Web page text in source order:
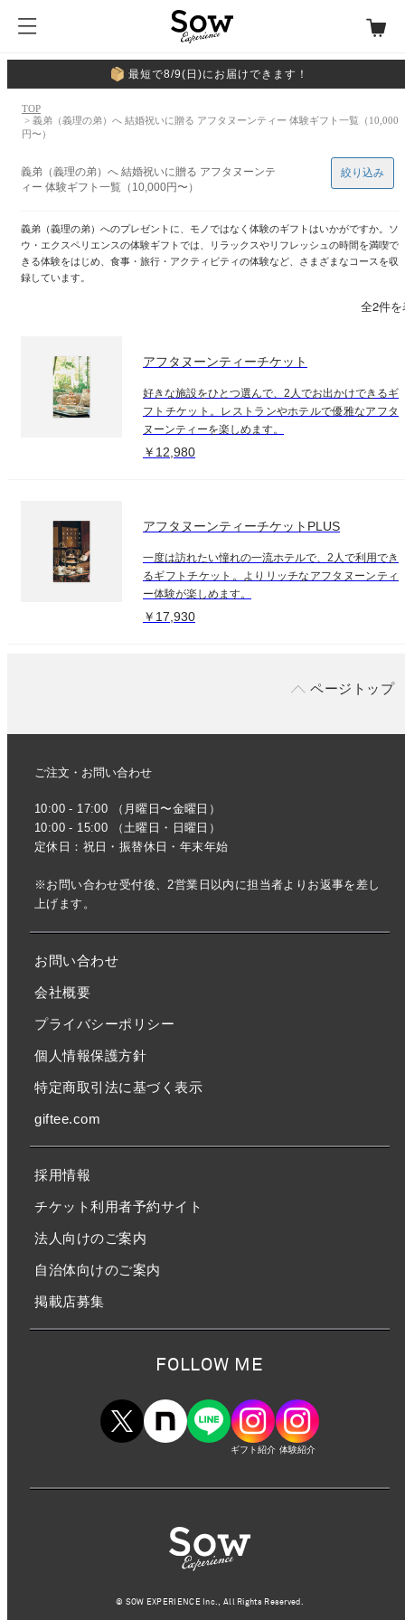
最短で8/9(日)にお届けできます！
TOP
> 義弟（義理の弟）へ 結婚祝いに贈る アフタヌーンティー 体験ギフト一覧（10,000
円〜）
義弟（義理の弟）へ 結婚祝いに贈る アフタヌーンテ
ィー 体験ギフト一覧（10,000円〜）
義弟（義理の弟）へのプレゼントに、モノではなく体験のギフトはいかがですか。ソ
ウ・エクスペリエンスの体験ギフトでは、リラックスやリフレッシュの時間を満喫で
きる体験をはじめ、食事・旅行・アクティビティの体験など、さまざまなコースを収
録しています。
絞り込み
全2件
アフタヌーンティーチケット
好きな施設をひとつ選んで、2人でお出かけできるギ
フトチケット。レストランやホテルで優雅なアフタ
ヌーンティーを楽しめます。
￥12,980
アフタヌーンティーチケットPLUS
一度は訪れたい憧れの一流ホテルで、2人で利用でき
るギフトチケット。よりリッチなアフタヌーンティ
ー体験が楽しめます。
￥17,930
ページトップ
ご注文・お問い合わせ
10:00 - 17:00 （月曜日〜金曜日）
10:00 - 15:00 （土曜日・日曜日）
定休日：祝日・振替休日・年末年始
※お問い合わせ受付後、2営業日以内に担当者よりお返事を差し
上げます。
お問い合わせ
会社概要
プライバシーポリシー
個人情報保護方針
特定商取引法に基づく表示
giftee.com
採用情報
チケット利用者予約サイト
法人向けのご案内
自治体向けのご案内
掲載店募集
FOLLOW ME
ギフト紹介 体験紹介
©︎ SOW EXPERIENCE Inc., All Rights Reserved.